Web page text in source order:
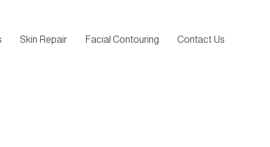
Skin Repair Facial Contouring Contact Us